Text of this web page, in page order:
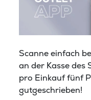
Scanne einfach
an der Kasse des
pro Einkauf fünf
gutgeschrieben!